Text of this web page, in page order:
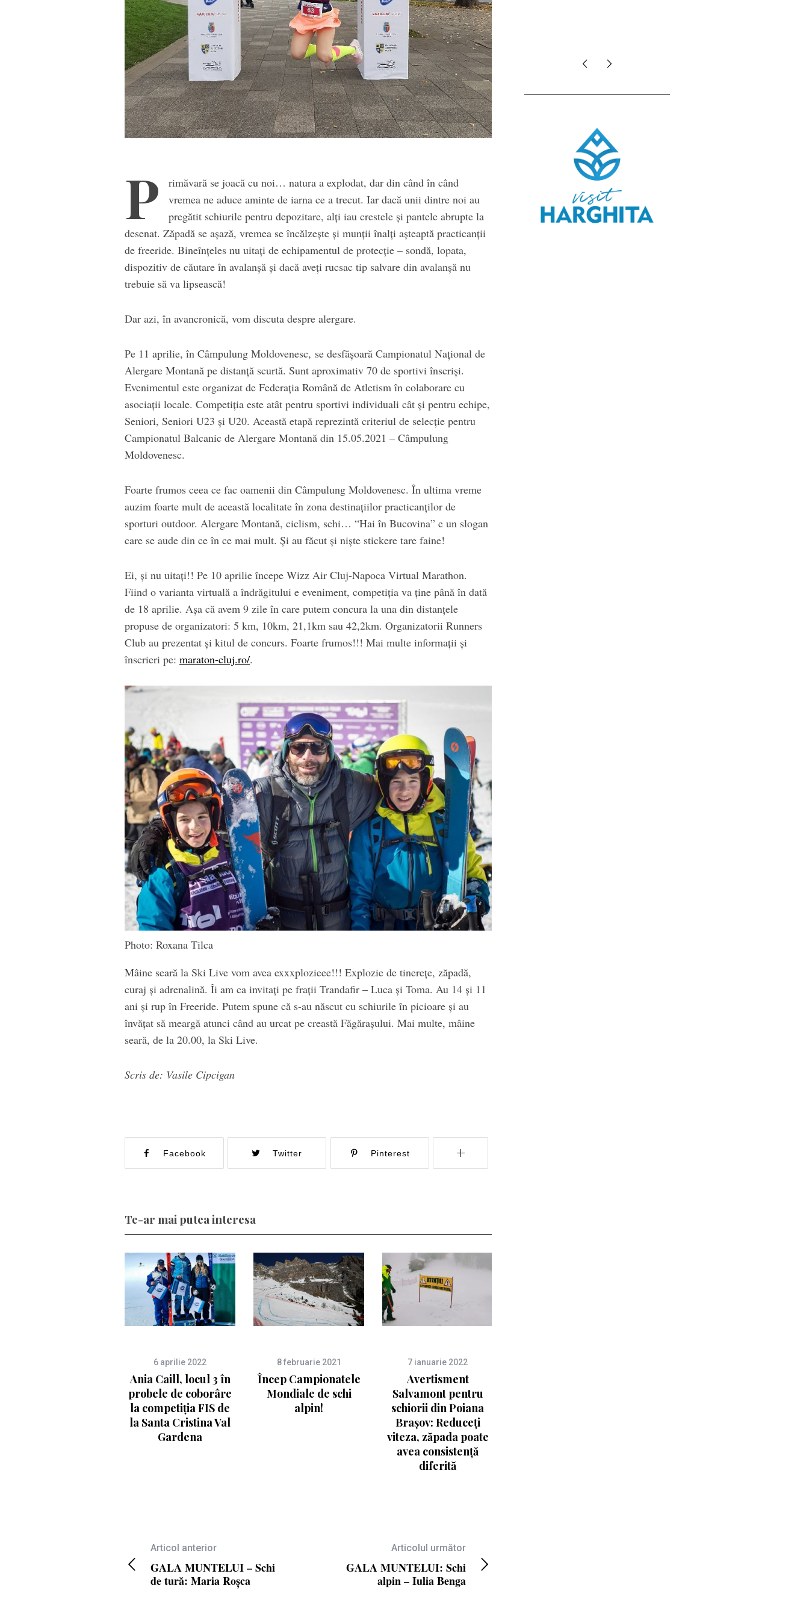
P
rimăvară se joacă cu noi… natura a explodat, dar din când în când
vremea ne aduce aminte de iarna ce a trecut. Iar dacă unii dintre noi au
pregătit schiurile pentru depozitare, alți iau crestele și pantele abrupte la
desenat. Zăpadă se așază, vremea se încălzește și munții înalți așteaptă practicanții
de freeride. Bineînțeles nu uitați de echipamentul de protecție – sondă, lopata,
dispozitiv de căutare în avalanșă și dacă aveți rucsac tip salvare din avalanșă nu
trebuie să va lipsească!
Dar azi, în avancronică, vom discuta despre alergare.
Pe 11 aprilie, în Câmpulung Moldovenesc, se desfășoară Campionatul Național de
Alergare Montană pe distanță scurtă. Sunt aproximativ 70 de sportivi înscriși.
Evenimentul este organizat de Federația Română de Atletism în colaborare cu
asociații locale. Competiția este atât pentru sportivi individuali cât și pentru echipe,
Seniori, Seniori U23 și U20. Această etapă reprezintă criteriul de selecție pentru
Campionatul Balcanic de Alergare Montană din 15.05.2021 – Câmpulung
Moldovenesc.
Foarte frumos ceea ce fac oamenii din Câmpulung Moldovenesc. În ultima vreme
auzim foarte mult de această localitate în zona destinațiilor practicanților de
sporturi outdoor. Alergare Montană, ciclism, schi… “Hai în Bucovina” e un slogan
care se aude din ce în ce mai mult. Și au făcut și niște stickere tare faine!
Ei, și nu uitați!! Pe 10 aprilie începe Wizz Air Cluj-Napoca Virtual Marathon.
Fiind o varianta virtuală a îndrăgitului e eveniment, competiția va ține până în dată
de 18 aprilie. Așa că avem 9 zile în care putem concura la una din distanțele
propuse de organizatori: 5 km, 10km, 21,1km sau 42,2km. Organizatorii Runners
Club au prezentat și kitul de concurs. Foarte frumos!!! Mai multe informații și
înscrieri pe: maraton-cluj.ro/.
Photo: Roxana Tilca
Mâine seară la Ski Live vom avea exxxplozieee!!! Explozie de tinerețe, zăpadă,
curaj și adrenalină. Îi am ca invitați pe frații Trandafir – Luca și Toma. Au 14 și 11
ani și rup în Freeride. Putem spune că s-au născut cu schiurile în picioare și au
învățat să meargă atunci când au urcat pe creastă Făgărașului. Mai multe, mâine
seară, de la 20.00, la Ski Live.
Scris de: Vasile Cipcigan
Facebook Twitter Pinterest
Te-ar mai putea interesa
6 aprilie 2022
Ania Caill, locul 3 în
probele de coborâre
la competiția FIS de
la Santa Cristina Val
Gardena
8 februarie 2021
Încep Campionatele
Mondiale de schi
alpin!
7 ianuarie 2022
Avertisment
Salvamont pentru
schiorii din Poiana
Brașov: Reduceți
viteza, zăpada poate
avea consistență
diferită
Articol anterior
GALA MUNTELUI – Schi
de tură: Maria Roșca
Articolul următor
GALA MUNTELUI: Schi
alpin – Iulia Benga